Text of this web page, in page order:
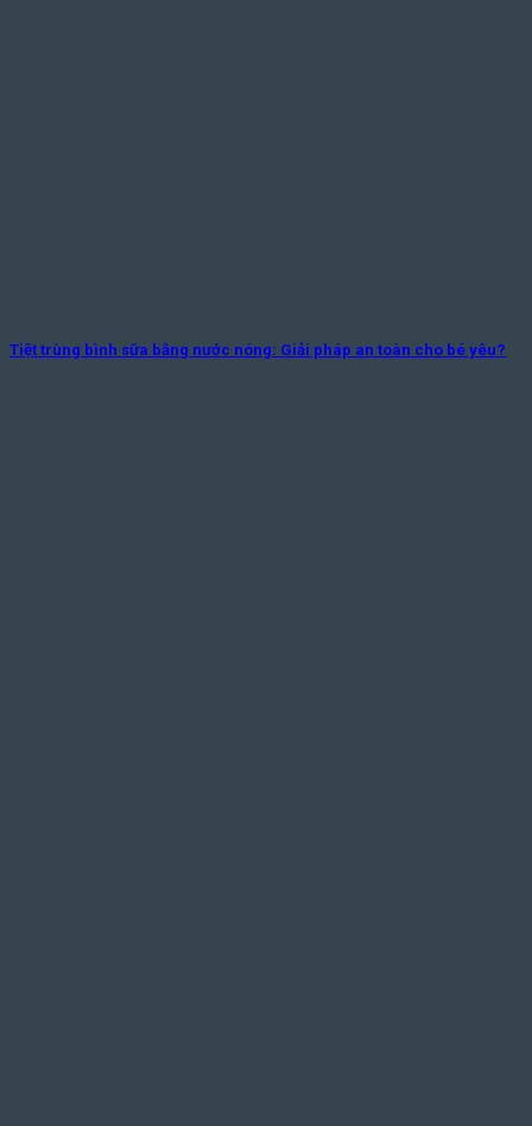
Tiệt trùng bình sữa bằng nước nóng: Giải pháp an toàn cho bé yêu?